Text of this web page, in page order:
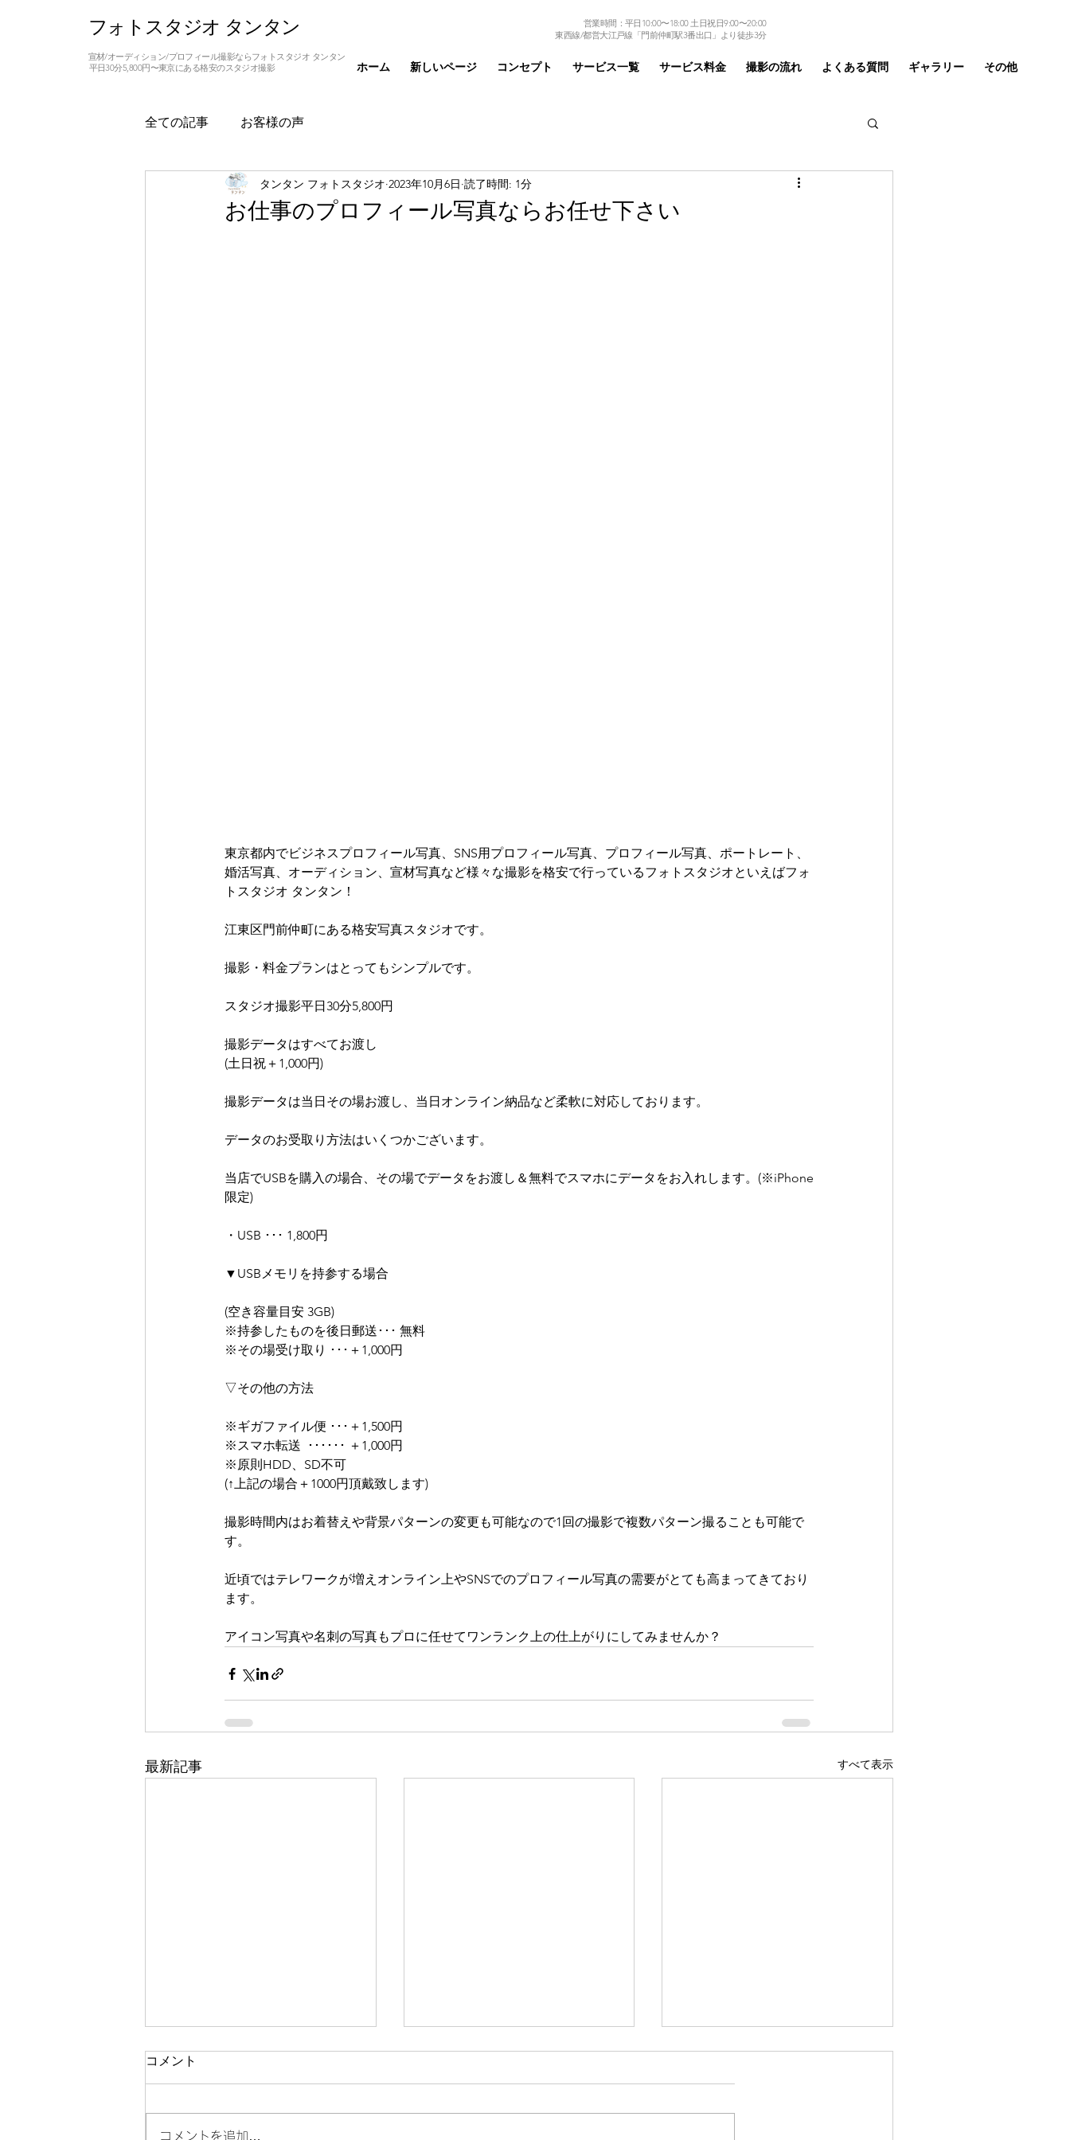
フォトスタジオ タンタン
宣材/オーディション/プロフィール撮影ならフォトスタジオ タンタン
平日30分5,800円〜東京にある格安のスタジオ撮影
営業時間：平日10:00〜18:00 土日祝日9:00〜20:00
東西線/都営大江戸線「門前仲町駅3番出口」より徒歩3分
ホーム 新しいページ コンセプト サービス一覧 サービス料金 撮影の流れ よくある質問 ギャラリー その他
全ての記事 お客様の声
お仕事のプロフィール写真ならお任せ下さい
タンタン フォトスタジオ 2023年10月6日 読了時間: 1分
東京都内でビジネスプロフィール写真、SNS用プロフィール写真、プロフィール写真、ポートレート、
婚活写真、オーディション、宣材写真など様々な撮影を格安で行っているフォトスタジオといえばフォ
トスタジオ タンタン！
江東区門前仲町にある格安写真スタジオです。
撮影・料金プランはとってもシンプルです。
スタジオ撮影平日30分5,800円
撮影データはすべてお渡し
(土日祝＋1,000円)
撮影データは当日その場お渡し、当日オンライン納品など柔軟に対応しております。
データのお受取り方法はいくつかございます。
当店でUSBを購入の場合、その場でデータをお渡し＆無料でスマホにデータをお入れします。(※iPhone
限定)
・USB ･･･ 1,800円
▼USBメモリを持参する場合
(空き容量目安 3GB)
※持参したものを後日郵送･･･ 無料
※その場受け取り ･･･＋1,000円
▽その他の方法
※ギガファイル便 ･･･＋1,500円
※スマホ転送  ･･････ ＋1,000円
※原則HDD、SD不可
(↑上記の場合＋1000円頂戴致します)
撮影時間内はお着替えや背景パターンの変更も可能なので1回の撮影で複数パターン撮ることも可能で
す。
近頃ではテレワークが増えオンライン上やSNSでのプロフィール写真の需要がとても高まってきており
ます。
アイコン写真や名刺の写真もプロに任せてワンランク上の仕上がりにしてみませんか？
最新記事 すべて表示
コメント
コメントを追加…